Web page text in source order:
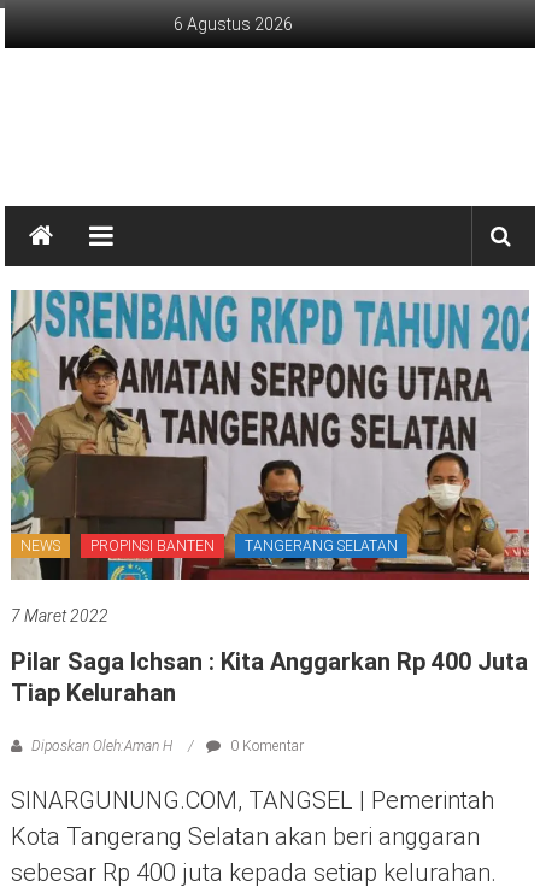
Lompat
6 Agustus 2026
jujur
terpercaya
NEWS PROPINSI BANTEN TANGERANG SELATAN
7 Maret 2022
Pilar Saga Ichsan : Kita Anggarkan Rp 400 Juta
Tiap Kelurahan
Diposkan Oleh:Aman H 0 Komentar
SINARGUNUNG.COM, TANGSEL | Pemerintah
Kota Tangerang Selatan akan beri anggaran
sebesar Rp 400 juta kepada setiap kelurahan.